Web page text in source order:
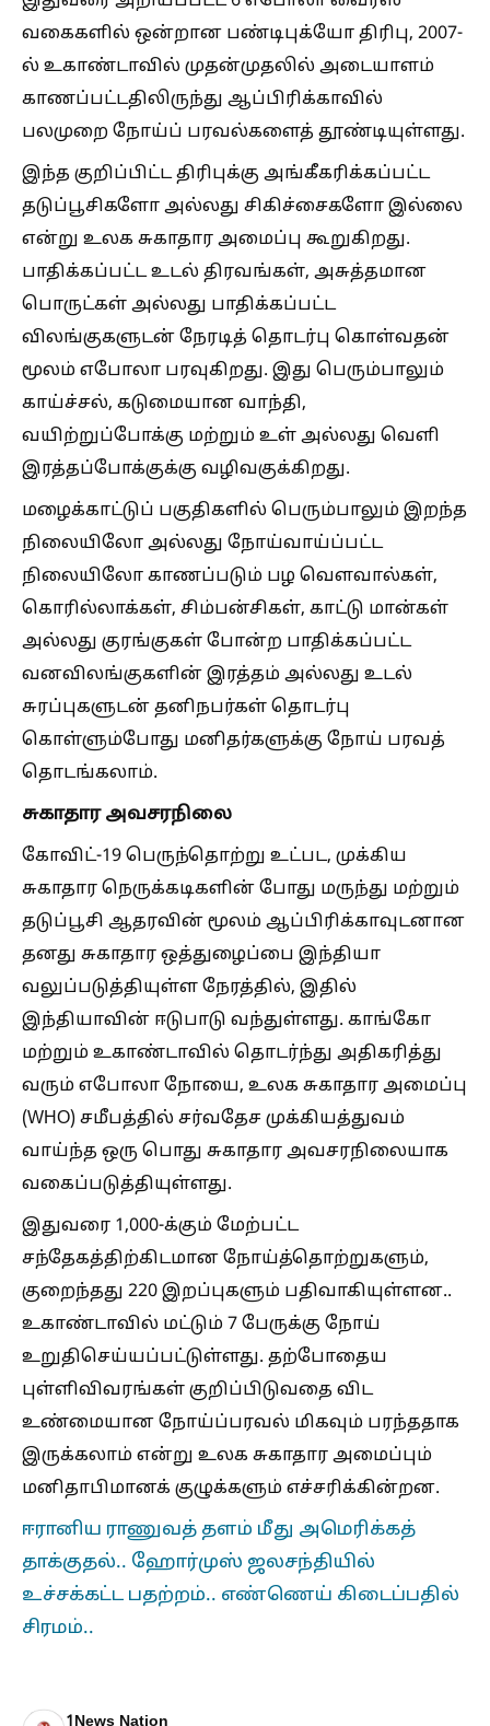
வகைகளில் ஒன்றான பண்டிபுக்யோ திரிபு, 2007-
ல் உகாண்டாவில் முதன்முதலில் அடையாளம்
காணப்பட்டதிலிருந்து ஆப்பிரிக்காவில்
பலமுறை நோய்ப் பரவல்களைத் தூண்டியுள்ளது.
இந்த குறிப்பிட்ட திரிபுக்கு அங்கீகரிக்கப்பட்ட
தடுப்பூசிகளோ அல்லது சிகிச்சைகளோ இல்லை
என்று உலக சுகாதார அமைப்பு கூறுகிறது.
பாதிக்கப்பட்ட உடல் திரவங்கள், அசுத்தமான
பொருட்கள் அல்லது பாதிக்கப்பட்ட
விலங்குகளுடன் நேரடித் தொடர்பு கொள்வதன்
மூலம் எபோலா பரவுகிறது. இது பெரும்பாலும்
காய்ச்சல், கடுமையான வாந்தி,
வயிற்றுப்போக்கு மற்றும் உள் அல்லது வெளி
இரத்தப்போக்குக்கு வழிவகுக்கிறது.
மழைக்காட்டுப் பகுதிகளில் பெரும்பாலும் இறந்த
நிலையிலோ அல்லது நோய்வாய்ப்பட்ட
நிலையிலோ காணப்படும் பழ வௌவால்கள்,
கொரில்லாக்கள், சிம்பன்சிகள், காட்டு மான்கள்
அல்லது குரங்குகள் போன்ற பாதிக்கப்பட்ட
வனவிலங்குகளின் இரத்தம் அல்லது உடல்
சுரப்புகளுடன் தனிநபர்கள் தொடர்பு
கொள்ளும்போது மனிதர்களுக்கு நோய் பரவத்
தொடங்கலாம்.
சுகாதார அவசரநிலை
கோவிட்-19 பெருந்தொற்று உட்பட, முக்கிய
சுகாதார நெருக்கடிகளின் போது மருந்து மற்றும்
தடுப்பூசி ஆதரவின் மூலம் ஆப்பிரிக்காவுடனான
தனது சுகாதார ஒத்துழைப்பை இந்தியா
வலுப்படுத்தியுள்ள நேரத்தில், இதில்
இந்தியாவின் ஈடுபாடு வந்துள்ளது. காங்கோ
மற்றும் உகாண்டாவில் தொடர்ந்து அதிகரித்து
வரும் எபோலா நோயை, உலக சுகாதார அமைப்பு
(WHO) சமீபத்தில் சர்வதேச முக்கியத்துவம்
வாய்ந்த ஒரு பொது சுகாதார அவசரநிலையாக
வகைப்படுத்தியுள்ளது.
இதுவரை 1,000-க்கும் மேற்பட்ட
சந்தேகத்திற்கிடமான நோய்த்தொற்றுகளும்,
குறைந்தது 220 இறப்புகளும் பதிவாகியுள்ளன..
உகாண்டாவில் மட்டும் 7 பேருக்கு நோய்
உறுதிசெய்யப்பட்டுள்ளது. தற்போதைய
புள்ளிவிவரங்கள் குறிப்பிடுவதை விட
உண்மையான நோய்ப்பரவல் மிகவும் பரந்ததாக
இருக்கலாம் என்று உலக சுகாதார அமைப்பும்
மனிதாபிமானக் குழுக்களும் எச்சரிக்கின்றன.
ஈரானிய ராணுவத் தளம் மீது அமெரிக்கத்
தாக்குதல்.. ஹோர்முஸ் ஜலசந்தியில்
உச்சக்கட்ட பதற்றம்.. எண்ணெய் கிடைப்பதில்
சிரமம்..
1News Nation